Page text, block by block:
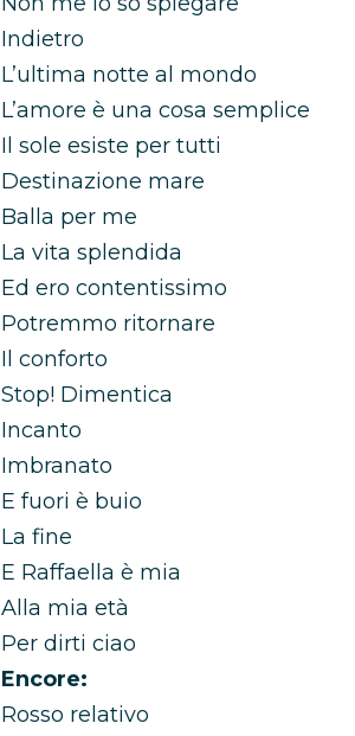
Indietro
L’ultima notte al mondo
L’amore è una cosa semplice
Il sole esiste per tutti
Destinazione mare
Balla per me
La vita splendida
Ed ero contentissimo
Potremmo ritornare
Il conforto
Stop! Dimentica
Incanto
Imbranato
E fuori è buio
La fine
E Raffaella è mia
Alla mia età
Per dirti ciao
Encore:
Rosso relativo